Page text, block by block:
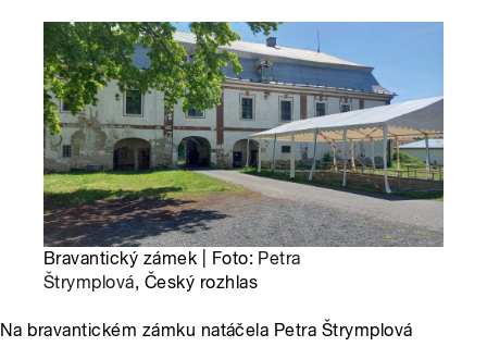
Bravantický zámek | Foto: Petra
Štrymplová, Český rozhlas
Na bravantickém zámku natáčela Petra Štrymplová